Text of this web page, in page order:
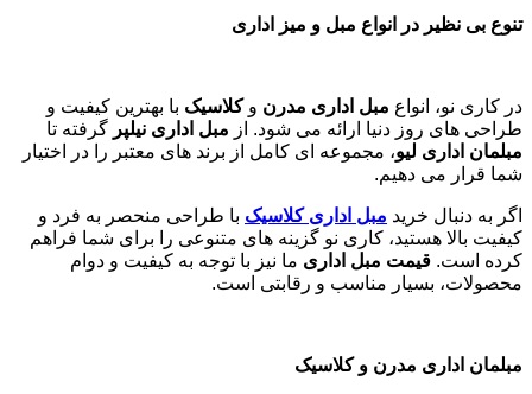
تنوع بی نظیر در انواع مبل و میز اداری
در کاری نو، انواع مبل اداری مدرن وکلاسیک با بهترین کیفیت و
طراحی های روز دنیا ارائه می شود. از مبل اداری نیلپر گرفته تا
مبلمان اداری لیو، مجموعه ای کامل از برند های معتبر را در اختیار
شما قرار می دهیم.
اگر به دنبال خرید مبل اداری کلاسیک با طراحی منحصر به فرد و
کیفیت بالا هستید، کاری نو گزینه های متنوعی را برای شما فراهم
کرده است. قیمت مبل اداری ما نیز با توجه به کیفیت و دوام
محصولات، بسیار مناسب و رقابتی است.
مبلمان اداری مدرن و کلاسیک